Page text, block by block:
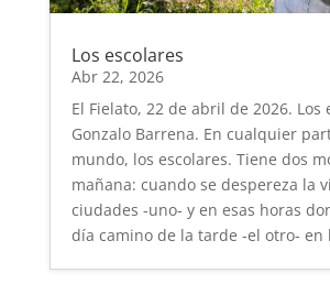
Los escolares
Abr 22, 2026
El Fielato, 22 de abril de 2026. Los
Gonzalo Barrena. En cualquier
mundo, los escolares. Tiene dos
mañana: cuando se despereza la
ciudades -uno- y en esas horas
día camino de la tarde -el otro- en